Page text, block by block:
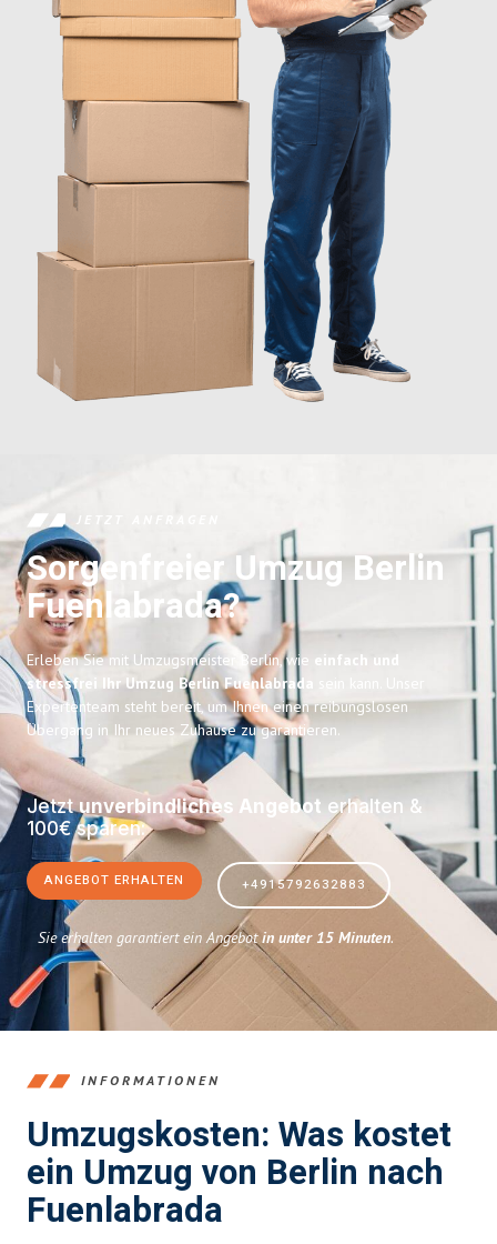
JETZT ANFRAGEN
Sorgenfreier Umzug Berlin
Fuenlabrada?
Erleben Sie mit Umzugsmeister Berlin, wie einfach und
stressfrei Ihr Umzug Berlin Fuenlabrada
Expertenteam steht bereit, um Ihnen einen reibungslosen
Übergang in Ihr neues Zuhause zu garantieren.
Jetztunverbindliches Angebot erhalten &
100€ sparen:
ANGEBOT ERHALTEN +4915792632883
Sie erhalten garantiert ein Angebotin unter 15 Minuten.
INFORMATIONEN
Umzugskosten: Was kostet
ein Umzug von Berlin nach
Fuenlabrada